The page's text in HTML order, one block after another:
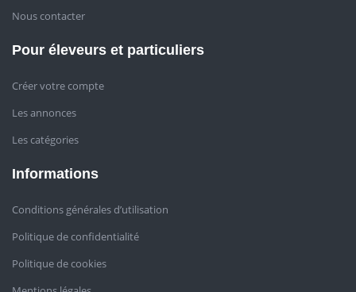
Nous contacter
Pour éleveurs et particuliers
Créer votre compte
Les annonces
Les catégories
Informations
Conditions générales d’utilisation
Politique de confidentialité
Politique de cookies